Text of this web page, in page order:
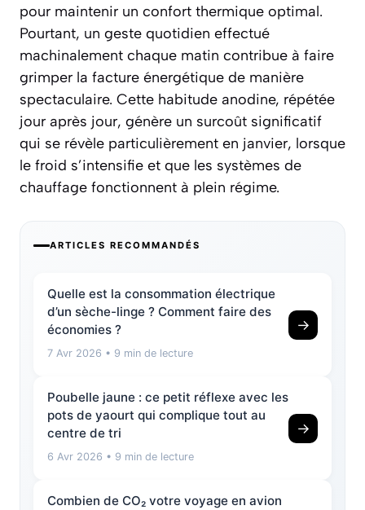
pour maintenir un confort thermique optimal.
Pourtant, un geste quotidien effectué
machinalement chaque matin contribue à faire
grimper la facture énergétique de manière
spectaculaire. Cette habitude anodine, répétée
jour après jour, génère un surcoût significatif
qui se révèle particulièrement en janvier, lorsque
le froid s’intensifie et que les systèmes de
chauffage fonctionnent à plein régime.
ARTICLES RECOMMANDÉS
Quelle est la consommation électrique
d’un sèche-linge ? Comment faire des
économies ?
7 Avr 2026 • 9 min de lecture
→
Poubelle jaune : ce petit réflexe avec les
pots de yaourt qui complique tout au
centre de tri
6 Avr 2026 • 9 min de lecture
→
Combien de CO₂ votre voyage en avion